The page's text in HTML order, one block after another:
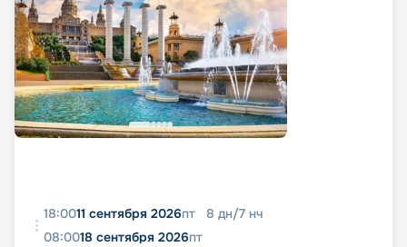
18:0011 сентября 2026пт 8 дн/7 нч
08:0018 сентября 2026пт